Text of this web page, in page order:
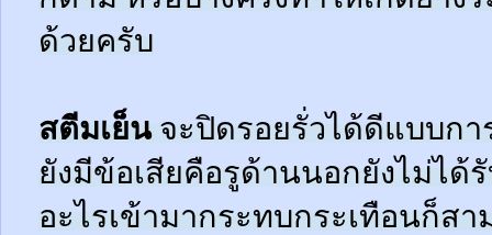
ด้วยครับ
สตีมเย็นจะปิดรอยรั่วได้ดีแบบก
ยังมีข้อเสียคือรูด้านนอกยังไม่ได้
อะไรเข้ามากระทบกระเทือนก็ส